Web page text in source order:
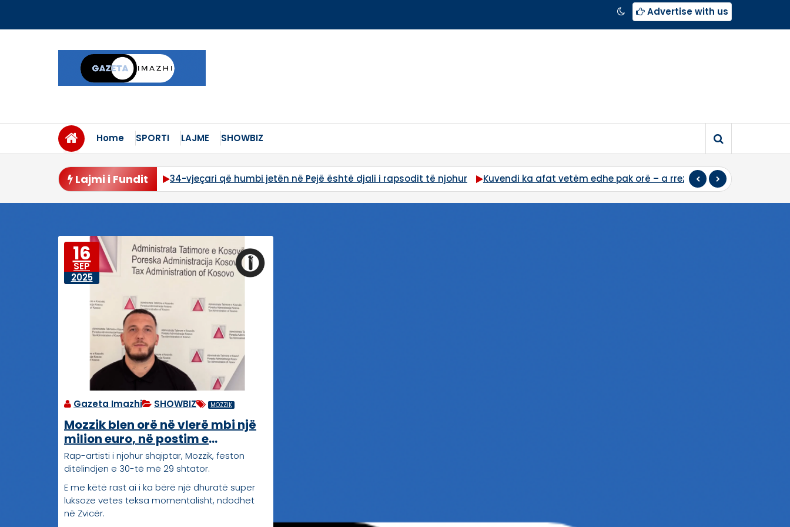
content
Advertise with us
Home SPORTI LAJME SHOWBIZ
Lajmi i Fundit
Qeveria Kurti? Vjen lajmi i fundit 34-vjeçari që humbi jetën në Pejë është djali i rapsodit të njohur Kuvendi ka afat vetëm edhe pak orë – a rrezikon vendi zgjedhje
16
SEP
2025
Gazeta Imazhi SHOWBIZ MOZZIK
Mozzik blen orë në vlerë mbi një
milion euro, në postim e
përfshinë edhe ATK-në
Rap-artisti i njohur shqiptar, Mozzik, feston
ditëlindjen e 30-të më 29 shtator.
E me këtë rast ai i ka bërë një dhuratë super
luksoze vetes teksa momentalisht, ndodhet
në Zvicër.